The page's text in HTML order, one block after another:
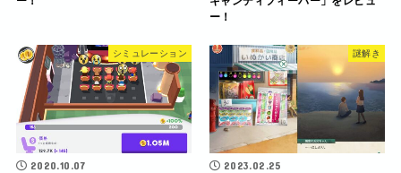
ー！
シミュレーション
2020.10.07
謎解き
2023.02.25